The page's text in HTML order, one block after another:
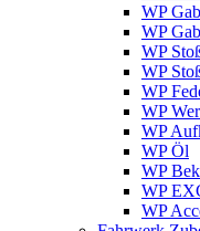
WP
WP
WP
WP
WP
WP
WP
WP Öl
WP
WP
WP